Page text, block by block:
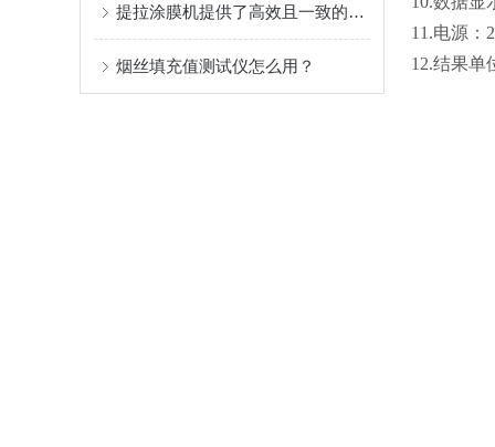
提拉涂膜机提供了高效且一致的涂覆解决方案
烟丝填充值测试仪怎么用？
1 1 .电源：
1 2.结果单